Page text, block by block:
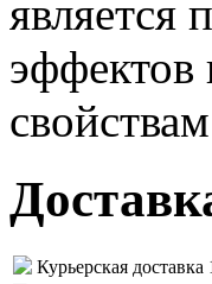
является
эффектов
Курьерская